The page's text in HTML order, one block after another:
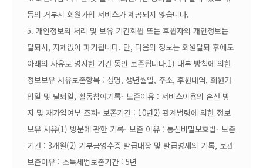
동의 거부시 회원가입 서비스가 제공되지 않습니다.
5. 개인정보의 처리 및 보유 기간회원 또는 후원자의 개인정보는
탈퇴시, 지체없이 파기됩니다. 단, 다음의 정보는 회원탈퇴 후에도
아래의 사유로 명시한 기간 동안 보존됩니다.1) 내부 방침에 의한
정보보유 사유보존항목 : 성명, 생년월일, 주소, 후원내역, 회원가
입일 및 탈퇴일, 활동참여기록- 보존이유 : 서비스이용의 혼선 방
지 및 재가입여부 조회- 보존기간 : 10년2) 관계법령에 의한 정보
보유 사유(1) 방문에 관한 기록- 보존 이유 : 통신비밀보호법- 보존
기간 : 3개월(2) 기부금영수증 발급대장 및 발급명세의 기록, 보관
보존이유 : 소득세법보존기간 : 5년